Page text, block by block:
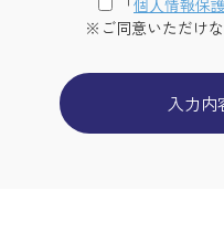
「個⼈情報保
※ご同意いただけな